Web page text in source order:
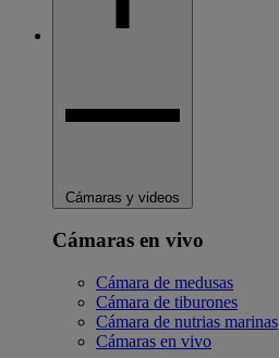
Cámaras y videos
Cámaras en vivo
Cámara de medusas
Cámara de tiburones
Cámara de nutrias marinas
Cámaras en vivo